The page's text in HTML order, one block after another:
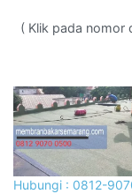
( Klik pada nomor
Hubungi : 0812-